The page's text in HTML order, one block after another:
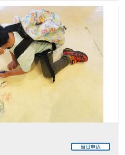
当日申込